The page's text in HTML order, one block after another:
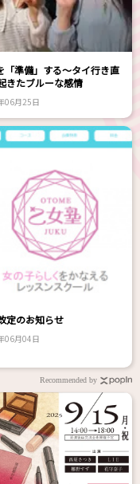
「準備」する～タイ行き直
きたブルーな感情
06月25日
定のお知らせ
06月04日
Recommended by